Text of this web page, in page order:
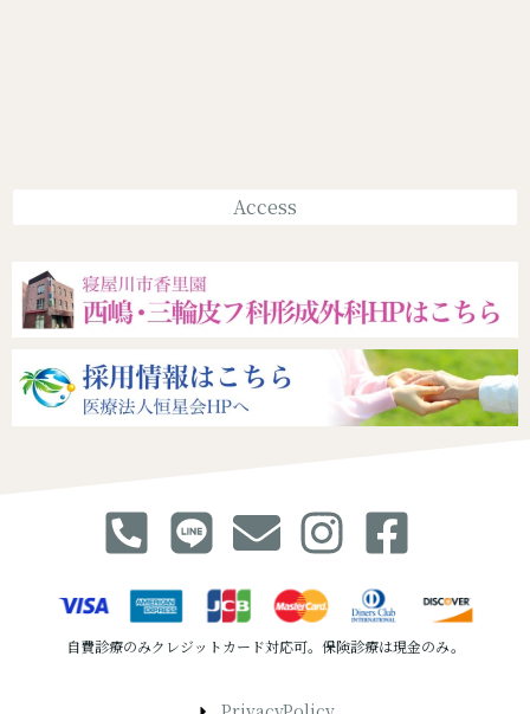
Access
自費診療のみクレジットカード対応可。保険診療は現金のみ。